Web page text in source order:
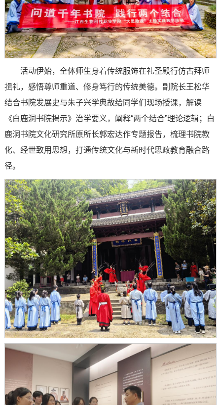
活动伊始，全体师生身着传统服饰在礼圣殿行仿古拜师
揖礼，感悟尊师重道、修身笃行的传统美德。副院长王松华
结合书院发展史与朱子兴学典故给同学们现场授课，解读
《白鹿洞书院揭示》治学要义，阐释“两个结合”理论逻辑；白
鹿洞书院文化研究所原所长郭宏达作专题报告，梳理书院教
化、经世致用思想，打通传统文化与新时代思政教育融合路
径。